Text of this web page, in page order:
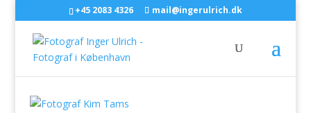
+45 2083 4326 mail@ingerulrich.dk